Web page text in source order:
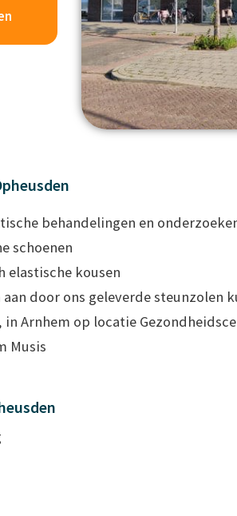
behandelingen en
schoenen
elastische kousen
aan door ons geleverde steunzolen
Arnhem op locatie
Musis